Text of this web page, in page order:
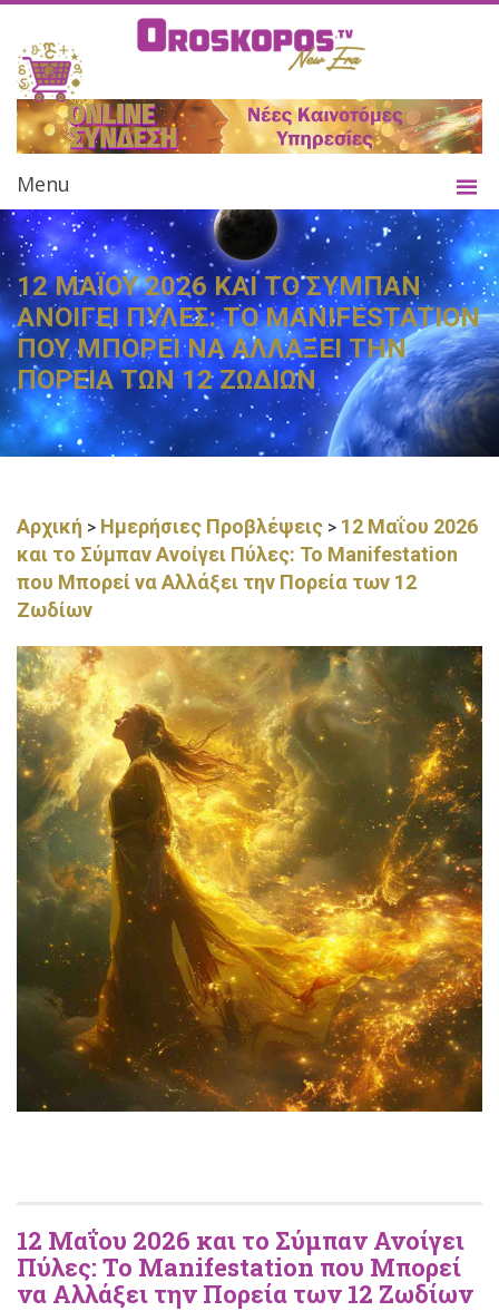
Menu
12 ΜΑΪΟΥ 2026 ΚΑΙ ΤΟ ΣΥΜΠΑΝ
ΑΝΟΙΓΕΙ ΠΥΛΕΣ: ΤΟ MANIFESTATION
ΠΟΥ ΜΠΟΡΕΙ ΝΑ ΑΛΛΑΞΕΙ ΤΗΝ
ΠΟΡΕΙΑ ΤΩΝ 12 ΖΩΔΙΩΝ
Αρχική > Ημερήσιες Προβλέψεις > 12 Μαΐου 2026
και το Σύμπαν Ανοίγει Πύλες: Το Manifestation
που Μπορεί να Αλλάξει την Πορεία των 12
Ζωδίων
12 Μαΐου 2026 και το Σύμπαν Ανοίγει
Πύλες: Το Manifestation που Μπορεί
να Αλλάξει την Πορεία των 12 Ζωδίων